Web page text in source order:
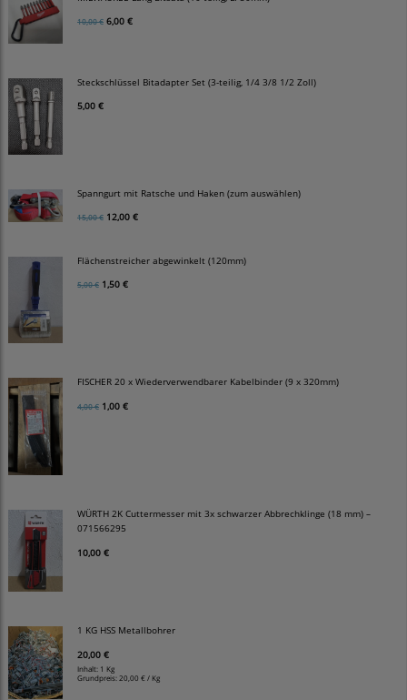
10,00 € 6,00 €
Steckschlüssel Bitadapter Set (3-teilig, 1/4 3/8 1/2 Zoll)
5,00 €
Spanngurt mit Ratsche und Haken (zum auswählen)
15,00 € 12,00 €
Flächenstreicher abgewinkelt (120mm)
5,00 € 1,50 €
FISCHER 20 x Wiederverwendbarer Kabelbinder (9 x 320mm)
4,00 € 1,00 €
WÜRTH 2K Cuttermesser mit 3x schwarzer Abbrechklinge (18 mm) –
071566295
10,00 €
1 KG HSS Metallbohrer
20,00 €
Inhalt: 1 Kg
Grundpreis: 20,00 € / Kg